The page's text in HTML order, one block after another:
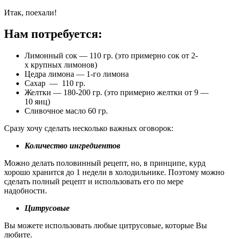
Итак, поехали!
Нам потребуется:
Лимонный сок — 110 гр. (это примерно сок от 2-
х крупных лимонов)
Цедра лимона — 1-го лимона
Сахар — 110 гр.
Желтки — 180-200 гр. (это примерно желтки от 9 —
10 яиц)
Сливочное масло 60 гр.
Сразу хочу сделать несколько важных оговорок:
Количество ингредиентов
Можно делать половинный рецепт, но, в принципе, курд
хорошо хранится до 1 недели в холодильнике. Поэтому можно
сделать полный рецепт и использовать его по мере
надобности.
Цитрусовые
Вы можете использовать любые цитрусовые, которые Вы
любите.